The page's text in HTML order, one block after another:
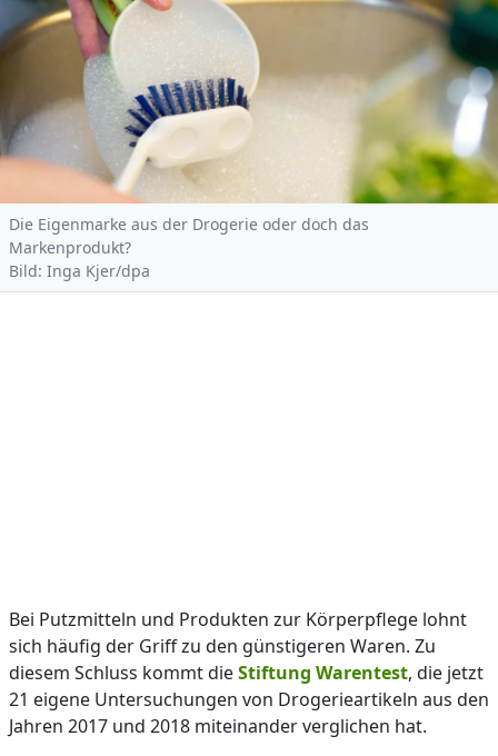
Die Eigenmarke aus der Drogerie oder doch das
Markenprodukt?
Bild: Inga Kjer/dpa
Bei Putzmitteln und Produkten zur Körperpflege lohnt
sich häufig der Griff zu den günstigeren Waren. Zu
diesem Schluss kommt dieStiftung Warentest, die jetzt
21 eigene Untersuchungen von Drogerieartikeln aus den
Jahren 2017 und 2018 miteinander verglichen hat.